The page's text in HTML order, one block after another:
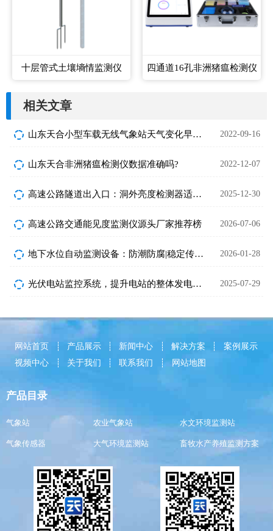
十层管式土壤墒情监测仪 四通道16孔非洲猪瘟检测仪
相关文章
山东天合小型车载无线气象站天气变化早知道 2022-09-16
山东天合非洲猪瘟检测仪数据准确吗? 2022-12-07
高速公路隧道出入口：洞外亮度检测器适配方案解析 2025-12-30
高速公路交通能见度监测仪源头厂家推荐榜 2026-07-06
地下水位自动监测设备：防潮防腐|稳定传输|24小时监控 2026-01-28
光伏电站监控系统，提升电站的整体发电效益 2025-07-29
网站首页 产品展示 新闻中心 解决方案
案例展示
视频中心
关于我们 联系我们 网站地图
产品目录
气象站 农业气象站 水文环境监测站
气象传感器 大气环境监测站 畜牧水产养殖监测方案